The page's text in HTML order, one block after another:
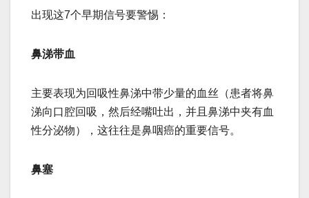
出现这7个早期信号要警惕：
鼻涕带血
主要表现为回吸性鼻涕中带少量的血丝（患者将鼻
涕向口腔回吸，然后经嘴吐出，并且鼻涕中夹有血
性分泌物），这往往是鼻咽癌的重要信号。
鼻塞